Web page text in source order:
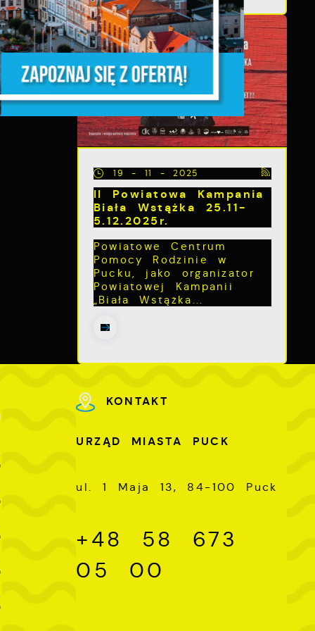
19 - 11 - 2025
II Powiatowa Kampania
Biała Wstążka 25.11-
5.12.2025r.
Powiatowe Centrum
Pomocy Rodzinie w
Pucku, jako organizator
Powiatowej Kampanii
„Biała Wstążka...
KONTAKT
URZĄD MIASTA PUCK
ul. 1 Maja 13, 84-100 Puck
+48 58 673
05 00